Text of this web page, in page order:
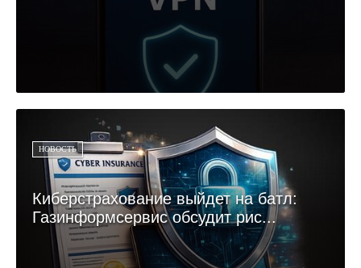
НОВОСТЬ
Киберстрахование выйдет на батл:
Газинформсервис обсудит рис...